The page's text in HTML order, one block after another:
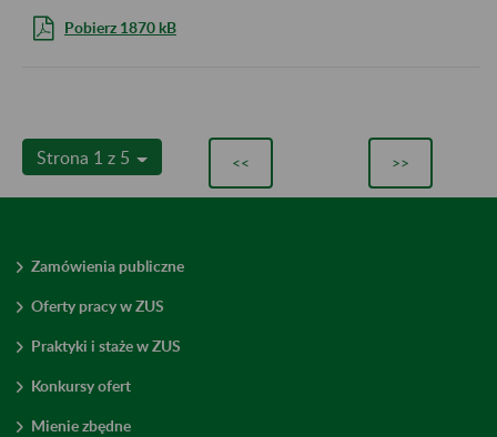
Pobierz 1870 kB
Strona 1 z 5 << >>
Zamówienia publiczne
Oferty pracy w ZUS
Praktyki i staże w ZUS
Konkursy ofert
Mienie zbędne